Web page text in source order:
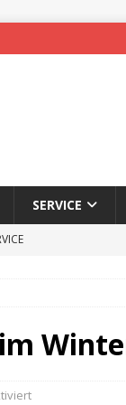
SERVICE
nicht mehr